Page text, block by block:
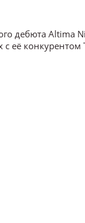
дебюта
её конкурентом